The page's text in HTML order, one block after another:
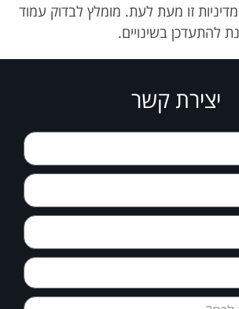
זו מעת לעת. מומלץ לבדוק עמוד
להתעדכן בשינויים.
יצירת קשר